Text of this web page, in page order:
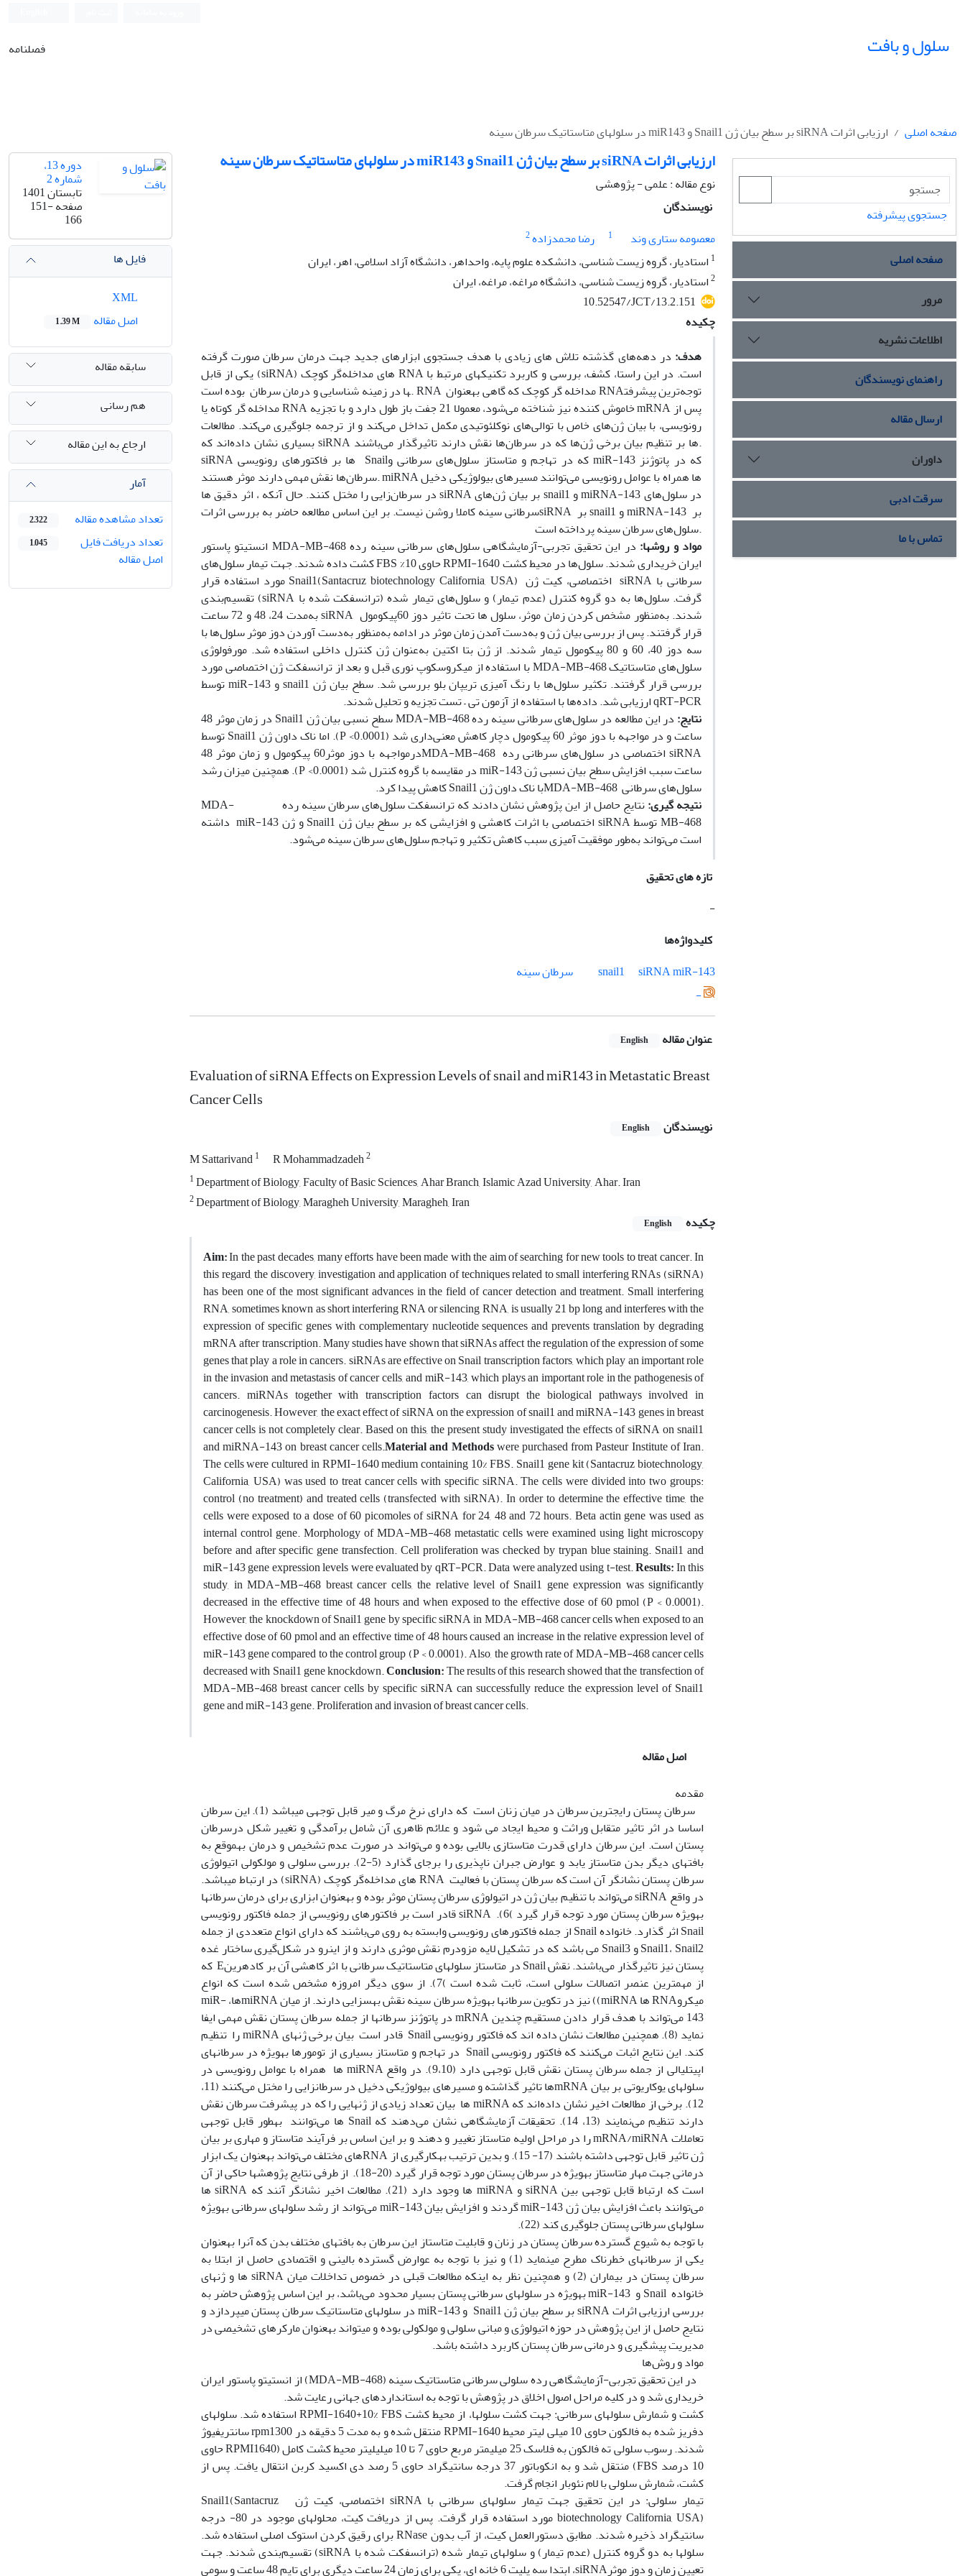
سلول و بافت فصلنامه
صفحه اصلی ارزیابی اثرات siRNA بر سطح بیان ژن Snail1 و miR143 در سلول‫های متاستاتیک سرطان سینه‬‬‬‬‬
ارزیابی اثرات siRNA بر سطح بیان ژن Snail1 و miR143 در سلول‫های متاستاتیک سرطان سینه‬‬‬‬‬
نوع مقاله : علمی - پژوهشی
نویسندگان
معصومه ستاری وند
1 رضا محمدزاده2
1 استادیار، گروه زیست شناسی، دانشکده علوم پایه، واحداهر، دانشگاه آزاد اسلامی، اهر، ایران
2استادیار، گروه زیست شناسی، دانشگاه مراغه، مراغه، ایران
10.52547/JCT/13.2.151
چکیده
هدف: در دهه‌های گذشته تلاش های زیادی با هدف جستجوی ابزارهای جدید جهت درمان سرطان صورت گرفته
است. در این راستا، کشف، بررسی و کاربرد تکنیک‫های مرتبط با RNA های مداخله‌گر کوچک (siRNA) یکی از قابل
توجه‌ترین پیشرفت‪ها در زمینه شناسایی و درمان سرطان بوده است. RNA مداخله گر کوچک که گاهی به‏‏عنوان RNA
مداخله گر کوتاه یا RNA خاموش کننده نیز شناخته می‌شود، معمولا 21 جفت باز طول دارد و با تجزیه mRNA پس از
رونویسی، با بیان ژن‌های خاص با توالی‌های نوکلئوتیدی مکمل تداخل می‌کند و از ترجمه جلوگیری می‌کند. مطالعات
بسیاری نشان داده‌اند که siRNA ها بر تنظیم بیان برخی ژن‌ها که در سرطان‌ها نقش دارند تاثیرگذار می‌باشند.
siRNA ها بر فاکتورهای رونویسی Snailکه در تهاجم و متاستاز سلول‌های سرطانی و miR-143 که در پاتوژنز
سرطان‌ها نقش مهمی دارند موثر هستند. miRNA‌ ها همراه با عوامل رونویسی می‌توانند مسیرهای بیولوژیکی دخیل
در سرطان‌زایی را مختل ‌کنند. حال آنکه ، اثر دقیق ها siRNA بر بیان ژن‌های snail1 و miRNA-143 در سلول‌های
سرطانی سینه کاملا روشن نیست. بر این اساس مطالعه حاضر به بررسی اثراتsiRNA بر snail1 و miRNA-143 بر
سلول‌های سرطان سینه پرداخته است.
مواد و روشها:
در این تحقیق تجربی-آزمایشگاهی سلول‌های سرطانی سینه رده MDA-MB-468 انستیتو پاستور
ایران خریداری شدند. سلول‌ها در محیط کشت RPMI-1640 حاوی 10% FBS کشت داده شدند. جهت تیمار سلول‌های
سرطانی با siRNA اختصاصی، کیت ژن Snail1(Santacruz biotechnology California, USA) مورد استفاده قرار
گرفت. سلول‌ها به دو گروه کنترل (عدم تیمار) و سلول‌های تیمار شده (ترانسفکت شده با siRNA) تقسیم‌بندی
شدند. به‌منظور مشخص کردن زمان موثر، سلول ها تحت تاثیر دوز 60پیکومول siRNA به‌مدت 24، 48 و 72 ساعت
قرار گرفتند. پس از بررسی بیان ژن و به‌دست آمدن زمان موثر در ادامه به‌منظور به‌دست آوردن دوز موثر سلول‌ها با
سه دوز 40، 60 و 80 پیکومول تیمار شدند. از ژن بتا اکتین به‌عنوان ژن کنترل داخلی استفاده شد. مورفولوژی
سلول‌های متاستاتیک MDA-MB-468 با استفاده از میکروسکوپ نوری قبل و بعد از ترانسفکت ژن اختصاصی مورد
بررسی قرار گرفتند. تکثیر سلول‌ها با رنگ آمیزی تریپان بلو بررسی شد. سطح بیان ژن snail1 و miR-143 توسط
qRT-PCR ارزیابی شد. داده‌ها با استفاده از آزمون تی – تست تجزیه و تحلیل شدند.
نتایج:
در این مطالعه در سلول‌های سرطانی سینه رده MDA-MB-468 سطح نسبی بیان ژن Snail1 در زمان موثر 48
ساعت و در مواجهه با دوز موثر 60 پیکومول دچار کاهش معنی‌داری شد (P <0.0001). اما ناک داون ژن Snail1 توسط
siRNA اختصاصی در سلول‌های سرطانی رده MDA-MB-468درمواجهه با دوز موثر60 پیکومول و زمان موثر 48
ساعت سبب افزایش سطح بیان نسبی ژن miR-143 در مقایسه با گروه کنترل شد (P <0.0001). همچنین میزان رشد
سلول‌های سرطانی MDA-MB-468با ناک داون ژن Snail1 کاهش پیدا کرد.
نتیجه گیری:
نتایج حاصل از این پژوهش نشان دادند که ترانسفکت سلول‌های سرطان سینه رده MDA-
MB-468 توسط siRNA اختصاصی با اثرات کاهشی و افزایشی که بر سطح بیان ژن Snail1 و ژن miR-143 داشته
است می‌تواند به‌طور موفقیت آمیزی سبب کاهش تکثیر و تهاجم سلول‌های سرطان سینه می‌شود.
تازه های تحقیق
-
کلیدواژه‌ها
snail1
siRNAmiR-143
سرطان سینه
-
عنوان مقاله English
Evaluation of siRNA Effects on Expression Levels of snail and miR143 in Metastatic Breast
Cancer Cells
نویسندگان English
M Sattarivand1 R Mohammadzadeh2
1Department of Biology, Faculty of Basic Sciences, Ahar Branch, Islamic Azad University, Ahar. Iran
2Department of Biology, Maragheh University, Maragheh, Iran
چکیده
English
Aim:In the past decades, many efforts have been made with the aim of searching for new tools to treat cancer. In
this regard, the discovery, investigation and application of techniques related to small interfering RNAs (siRNA)
has been one of the most significant advances in the field of cancer detection and treatment. Small interfering
RNA, sometimes known as short interfering RNA or silencing RNA, is usually 21 bp long and interferes with the
expression of specific genes with complementary nucleotide sequences and prevents translation by degrading
mRNA after transcription. Many studies have shown that siRNAs affect the regulation of the expression of some
genes that play a role in cancers. siRNAs are effective on Snail transcription factors, which play an important role
in the invasion and metastasis of cancer cells, and miR-143, which plays an important role in the pathogenesis of
cancers. miRNAs together with transcription factors can disrupt the biological pathways involved in
carcinogenesis. However, the exact effect of siRNA on the expression of snail1 and miRNA-143 genes in breast
cancer cells is not completely clear. Based on this, the present study investigated the effects of siRNA on snail1
and miRNA-143 on breast cancer cells.Material and Methodswere purchased from Pasteur Institute of Iran.
The cells were cultured in RPMI-1640 medium containing 10% FBS. Snail1 gene kit (Santacruz biotechnology,
California, USA) was used to treat cancer cells with specific siRNA. The cells were divided into two groups:
control (no treatment) and treated cells (transfected with siRNA). In order to determine the effective time, the
cells were exposed to a dose of 60 picomoles of siRNA for 24, 48 and 72 hours. Beta actin gene was used as
internal control gene. Morphology of MDA-MB-468 metastatic cells were examined using light microscopy
before and after specific gene transfection. Cell proliferation was checked by trypan blue staining. Snail1 and
miR-143 gene expression levels were evaluated by qRT-PCR. Data were analyzed using t-test.Results:In this
study, in MDA-MB-468 breast cancer cells, the relative level of Snail1 gene expression was significantly
decreased in the effective time of 48 hours and when exposed to the effective dose of 60 pmol (P < 0.0001).
However, the knockdown of Snail1 gene by specific siRNA in MDA-MB-468 cancer cells when exposed to an
effective dose of 60 pmol and an effective time of 48 hours caused an increase in the relative expression level of
miR-143 gene compared to the control group (P < 0.0001). Also, the growth rate of MDA-MB-468 cancer cells
decreased with Snail1 gene knockdown.Conclusion:The results of this research showed that the transfection of
MDA-MB-468 breast cancer cells by specific siRNA can successfully reduce the expression level of Snail1
gene and miR-143 gene. Proliferation and invasion of breast cancer cells.
اصل مقاله
مقدمه
سرطان پستان رایج‫ترین سرطان در میان زنان است که دارای نرخ مرگ و میر قابل توجهی می‫باشد (1). این سرطان
اساسا در اثر تاثیر متقابل وراثت و محیط ایجاد می شود و علائم ظاهری آن شامل برآمدگی و تغییر شکل درسرطان
پستان است. این سرطان دارای قدرت متاستازی بالایی بوده و می‌تواند در صورت عدم تشخیص و درمان به‮موقع به
بافت‫های دیگر بدن متاستاز یابد و عوارض جبران ناپذیری را برجای گذارد (5-2). بررسی سلولی و مولکولی اتیولوژی
سرطان پستان نشانگر آن است که سرطان پستان با فعالیت RNA های مداخله‌گر کوچک (siRNA) در ارتباط می‫باشد.
در واقع siRNA می‌تواند با تنظیم بیان ژن در اتیولوژی سرطان پستان موثر بوده و به‫عنوان ابزاری برای درمان سرطان‫ها
به‫ویژه سرطان پستان مورد توجه قرار گیرد )6). siRNA قادر است بر فاکتورهای رونویسی از جمله فاکتور رونویسی
Snail اثر گذارد. خانواده Snail از جمله فاکتورهای رونویسی وابسته به روی می‌باشند که دارای انواع متعددی از جمله
Snail1، Snail2 و Snail3 می باشد که در تشکیل لایه مزودرم نقش موثری دارند و از این‫رو در شکل‌گیری ساختار غده
پستان نیز تاثیرگذار می‌باشند. نقش Snail در متاستاز سلول‫های متاستاتیک سرطانی با اثر کاهشی آن بر کادهرینE که
از مهم‫ترین عنصر اتصالات سلولی است، ثابت شده است )7). از سوی دیگر امروزه مشخص شده است که انواع
میکروRNA ها miRNA)) نیز در تکوین سرطان‫ها به‫ویژه سرطان سینه نقش به‫سزایی دارند. از میان miRNAها، miR-
143 می‌تواند با هدف قرار دادن مستقیم چندین mRNA در پاتوژنز سرطان‫ها از جمله سرطان پستان نقش مهمی ایفا
نماید (8). همچنین مطالعات نشان داده اند که فاکتور رونویسی Snail قادر است بیان برخی ژن‫های miRNA را تنظیم
کند. این نتایج اثبات می‌کنند که فاکتور رونویسی Snail در تهاجم و متاستاز بسیاری از تومورها به‫ویژه در سرطان‫های
اپی‫تلیالی از جمله سرطان پستان نقش قابل توجهی دارد (9،10). در واقع miRNA‌ ها همراه با عوامل رونویسی در
سلول‫های یوکاریوتی بر بیان mRNAها تاثیر گذاشته و مسیرهای بیولوژیکی دخیل در سرطان‫زایی را مختل می‌کنند (11،
12). برخی از مطالعات اخیر نشان داده‌اند که miRNA ها بیان تعداد زیادی از ژن‫هایی را که در پیشرفت سرطان نقش
دارند تنظیم می‌نمایند (13، 14). تحقیقات آزمایشگاهی نشان می‌دهند که Snail ها می‌توانند به‫طور قابل توجهی
تعاملات mRNA/miRNA را در مراحل اولیه متاستاز تغییر و دهند و بر این اساس بر فرآیند متاستاز و مهاری بر بیان
ژن تاثیر قابل توجهی داشته باشند (17- 15). و بدین ترتیب به‫کارگیری از RNAهای مختلف می‌تواند به‫عنوان یک ابزار
درمانی جهت مهار متاستاز به‫ویژه در سرطان پستان مورد توجه قرار گیرد (20-18). از طرفی نتایج پژوهش‫ها حاکی از آن
است که ارتباط قابل توجهی بین siRNA و miRNA ها وجود دارد (21). مطالعات اخیر نشانگر آنند که siRNA ها
می‌توانند باعث افزایش بیان ژن miR-143 گردند و افزایش بیان miR-143 می‌تواند از رشد سلول‫های سرطانی به‫ویژه
سلول‫های سرطانی پستان جلوگیری کند (22).‬‬‬‬‬‬‬‬‬‬‬‬‬‬‬‬‬‬‬‬‬‬‬‬‬‬‬‬‬‬‬‬‬‬‬‬‬‬‬‬‬‬‬‬‬‬‬‬‬‬‬‬‬‬‬‬‬‬‬‬‬‬‬‬‬‬‬‬‬‬‬‬‬‬‬‬‬‬‬‬‬‬‬‬‬‬‬‬‬‬‬‬‬‬‬‬‬‬‬‬‬‬‬‬‬‬‬‬‬‬‬‬‬‬‬‬‬‬‬‬‬‬‬‬‬‬‬‬‬‬‬‬‬‬‬‬‬‬‬‬‬‬‬‬‬‬‬‬‬
با توجه به شیوع گسترده سرطان پستان در زنان و قابلیت متاستاز این سرطان به بافت‫های مختلف بدن که آن‫را به‫عنوان
یکی از سرطان‫های خطرناک مطرح می‫نماید (1) و نیز با توجه به عوارض گسترده بالینی و اقتصادی حاصل از ابتلا به
سرطان پستان در بیماران (2) و همچنین نظر به اینکه مطالعات قبلی در خصوص تداخلات میان siRNA ها و ژن‫های
خانواده Snail و miR-143 به‫ویژه در سلول‫های سرطانی پستان بسیار محدود می‌باشد، بر این اساس پژوهش حاضر به
بررسی ارزیابی اثرات siRNA بر سطح بیان ژن Snail1 و miR-143 در سلول‫های متاستاتیک سرطان پستان می‫پردازد و
نتایج حاصل از این پژوهش در حوزه اتیولوژی و مبانی سلولی و مولکولی بوده و می‫تواند به‫عنوان مارکرهای تشخیصی در
مدیریت پیشگیری و درمانی سرطان پستان کاربرد داشته باشد.‬‬‬‬‬‬‬‬‬‬‬‬‬‬‬‬‬‬‬‬‬‬‬‬‬‬‬‬‬‬‬‬‬‬‬‬‬‬‬‬‬‬‬‬‬‬‬‬‬‬‬‬‬‬‬‬‬‬‬‬
مواد و روش‌ها
در این تحقیق تجربی-آزمایشگاهی رده سلولی سرطانی متاستاتیک سینه (MDA-MB-468) از انستیتو پاستور ایران
خریداری شد و در کلیه مراحل اصول اخلاق در پژوهش با توجه به استانداردهای جهانی رعایت شد.
کشت و شمارش سلول‫های سرطانی: جهت کشت سلول‫ها، از محیط کشت RPMI-1640+10% FBS استفاده شد. سلول‫های
دفریز شده به فالکون حاوی 10 میلی لیتر محیط RPMI-1640 منتقل شده و به مدت 5 دقیقه در rpm1300 سانتریفیوژ
شدند. رسوب سلولی ته فالکون به فلاسک 25 میلی‫متر مربع حاوی 7 تا 10 میلی‫لیتر محیط کشت کامل (RPMI1640 حاوی
10 درصد FBS) منتقل شد و به انکوباتور 37 درجه سانتی‫گراد حاوی 5 رصد دی اکسید کربن انتقال یافت. پس از
کشت، شمارش سلولی با لام نئوبار انجام گرفت.‬‬‬‬‬‬‬‬‬‬‬‬‬‬‬‬‬‬‬‬‬‬‬‬‬‬‬‬‬‬
تیمار سلولی: در این تحقیق جهت تیمار سلول‫های سرطانی با siRNA اختصاصی، کیت ژن Snail1(Santacruz
biotechnology California, USA) مورد استفاده قرار گرفت. پس از دریافت کیت، محلول‫های موجود در 80- درجه
سانتی‫گراد ذخیره شدند. مطابق دستورالعمل کیت، از آب بدون RNase برای رقیق کردن استوک اصلی استفاده شد.
سلول‫ها به دو گروه کنترل (عدم تیمار) و سلول‫های تیمار شده (ترانسفکت شده با siRNA) تقسیم‌بندی شدند. جهت
تعیین زمان و دوز موثرsiRNA، ابتدا سه پلیت 6 خانه ای، یکی برای زمان 24 ساعت دیگری برای تایم 48 ساعت و سومی
دوره 13،
شماره 2
تابستان 1401
صفحه151-
166
فایل ها
اصل مقاله
1.39 M
سابقه مقاله
هم رسانی
ارجاع به این مقاله
آمار
تعداد مشاهده مقاله
2,322
تعداد دریافت فایل
اصل مقاله
1,045
جستجوی پیشرفته
صفحه اصلی
مرور
اطلاعات نشریه
راهنمای نویسندگان
ارسال مقاله
داوران
سرقت ادبی
تماس با ما